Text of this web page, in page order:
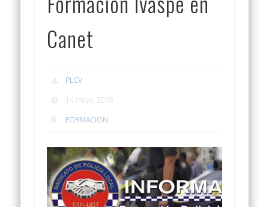
Canet
PLCV
14 mayo, 2018
FORMACION